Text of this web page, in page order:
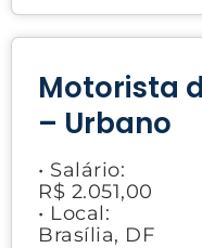
Motorista
– Urbano
• Salário:
R$ 2.051,00
• Local:
Brasília, DF